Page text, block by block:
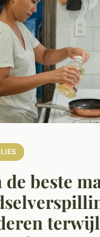
de beste